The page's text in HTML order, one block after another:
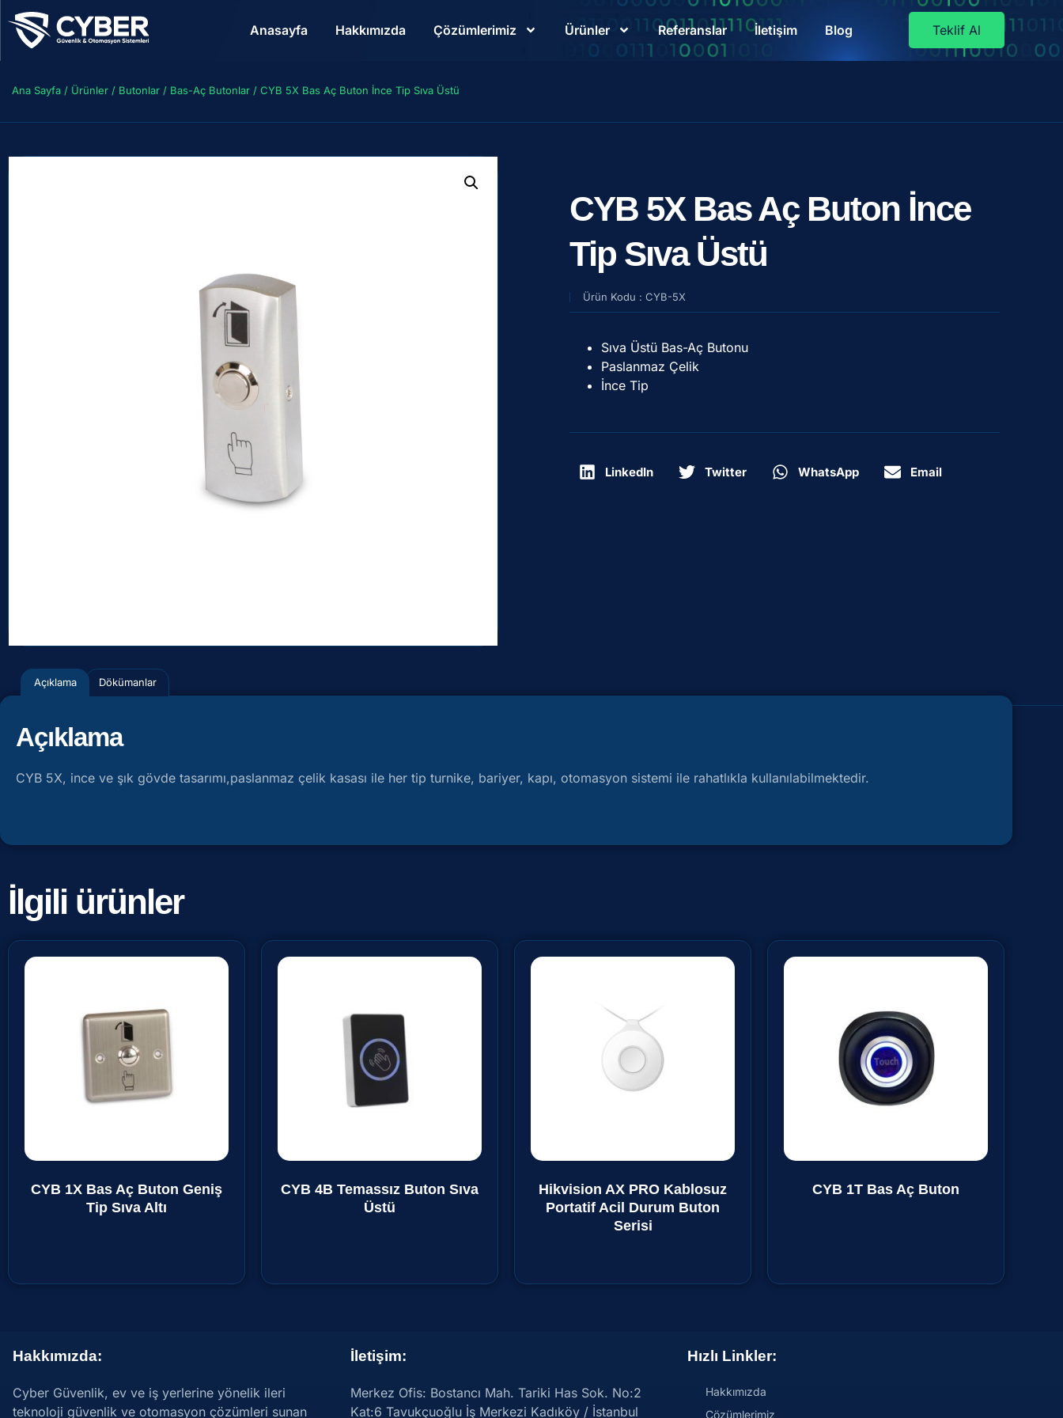
Anasayfa Hakkımızda Çözümlerimiz Ürünler Referanslar İletişim Blog Teklif Al
Ana Sayfa / Ürünler / Butonlar / Bas-Aç Butonlar / CYB 5X Bas Aç Buton İnce Tip Sıva Üstü
CYB 5X Bas Aç Buton İnce
Tip Sıva Üstü
Ürün Kodu : CYB-5X
Sıva Üstü Bas-Aç Butonu
Paslanmaz Çelik
İnce Tip
LinkedIn Twitter WhatsApp Email
Açıklama Dökümanlar
Açıklama
CYB 5X, ince ve şık gövde tasarımı,paslanmaz çelik kasası ile her tip turnike, bariyer, kapı, otomasyon sistemi ile rahatlıkla kullanılabilmektedir.
İlgili ürünler
CYB 1X Bas Aç Buton Geniş
Tip Sıva Altı
CYB 4B Temassız Buton Sıva
Üstü
Hikvision AX PRO Kablosuz
Portatif Acil Durum Buton
Serisi
CYB 1T Bas Aç Buton
Hakkımızda:
Cyber Güvenlik, ev ve iş yerlerine yönelik ileri
teknoloji güvenlik ve otomasyon çözümleri sunan
İletişim:
Merkez Ofis: Bostancı Mah. Tariki Has Sok. No:2
Kat:6 Tavukçuoğlu İş Merkezi Kadıköy / İstanbul
Hızlı Linkler:
Hakkımızda
Çözümlerimiz